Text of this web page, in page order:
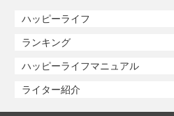
ハッピーライフ
ランキング
ハッピーライフマニュアル
ライター紹介